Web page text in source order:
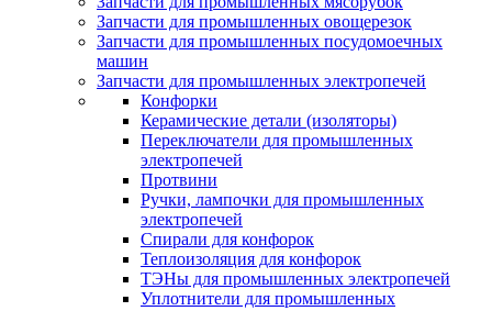
Запчасти для промышленных овощерезок
Запчасти для промышленных посудомоечных
машин
Запчасти для промышленных электропечей
Конфорки
Керамические детали (изоляторы)
Переключатели для промышленных
электропечей
Протвини
Ручки, лампочки для промышленных
электропечей
Спирали для конфорок
Теплоизоляция для конфорок
ТЭНы для промышленных электропечей
Уплотнители для промышленных